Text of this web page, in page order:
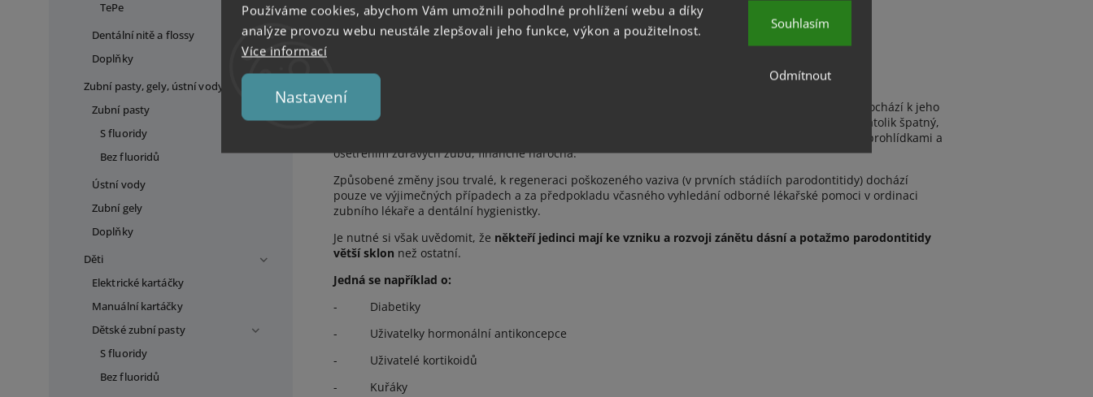
Používáme cookies, abychom Vám umožnili pohodlné prohlížení webu a díky
analýze provozu webu neustále zlepšovali jeho funkce, výkon a použitelnost.
Více informací
Nastavení
Odmítnout
Souhlasím
TePe
Dentální nitě a flossy
Doplňky
Zubní pasty, gely, ústní vody
Zubní pasty
S fluoridy
Bez fluoridů
Ústní vody
Zubní gely
Doplňky
Děti
Elektrické kartáčky
Manuální kartáčky
Dětské zubní pasty
S fluoridy
Bez fluoridů
-
Silně krvácející
Nepříjemný zápach
Dochází k destrukci vaziva a rozpadu kostěného lůžka, čímž zub ztrácí své podpůrné prostředky, dochází k jeho
zvýšené viklavosti až finálnímu vypadnutí. Vzhledem k nátuře onemocnění bývá stav kosti i tkání natolik špatný,
že absenci zubu již nelze řešit tradičními způsoby a jakákoliv léčba je, ve srovnání s pravidelnými prohlídkami a
ošetřením zdravých zubů, finančně náročná.
Způsobené změny jsou trvalé, k regeneraci poškozeného vaziva (v prvních stádiích parodontitidy) dochází
pouze ve výjimečných případech a za předpokladu včasného vyhledání odborné lékařské pomoci v ordinaci
zubního lékaře a dentální hygienistky.
Je nutné si však uvědomit, že někteří jedinci mají ke vzniku a rozvoji zánětu dásní a potažmo parodontitidy
větší sklon než ostatní.
Jedná se například o:
-
Diabetiky
-
Uživatelky hormonální antikoncepce
-
Uživatelé kortikoidů
-
Kuřáky